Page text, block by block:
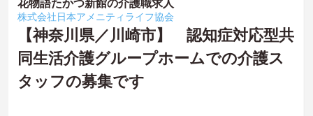
花物語たかつ新館の介護職求人
株式会社日本アメニティライフ協会
【神奈川県／川崎市】 認知症対応型共
同生活介護グループホームでの介護ス
タッフの募集です